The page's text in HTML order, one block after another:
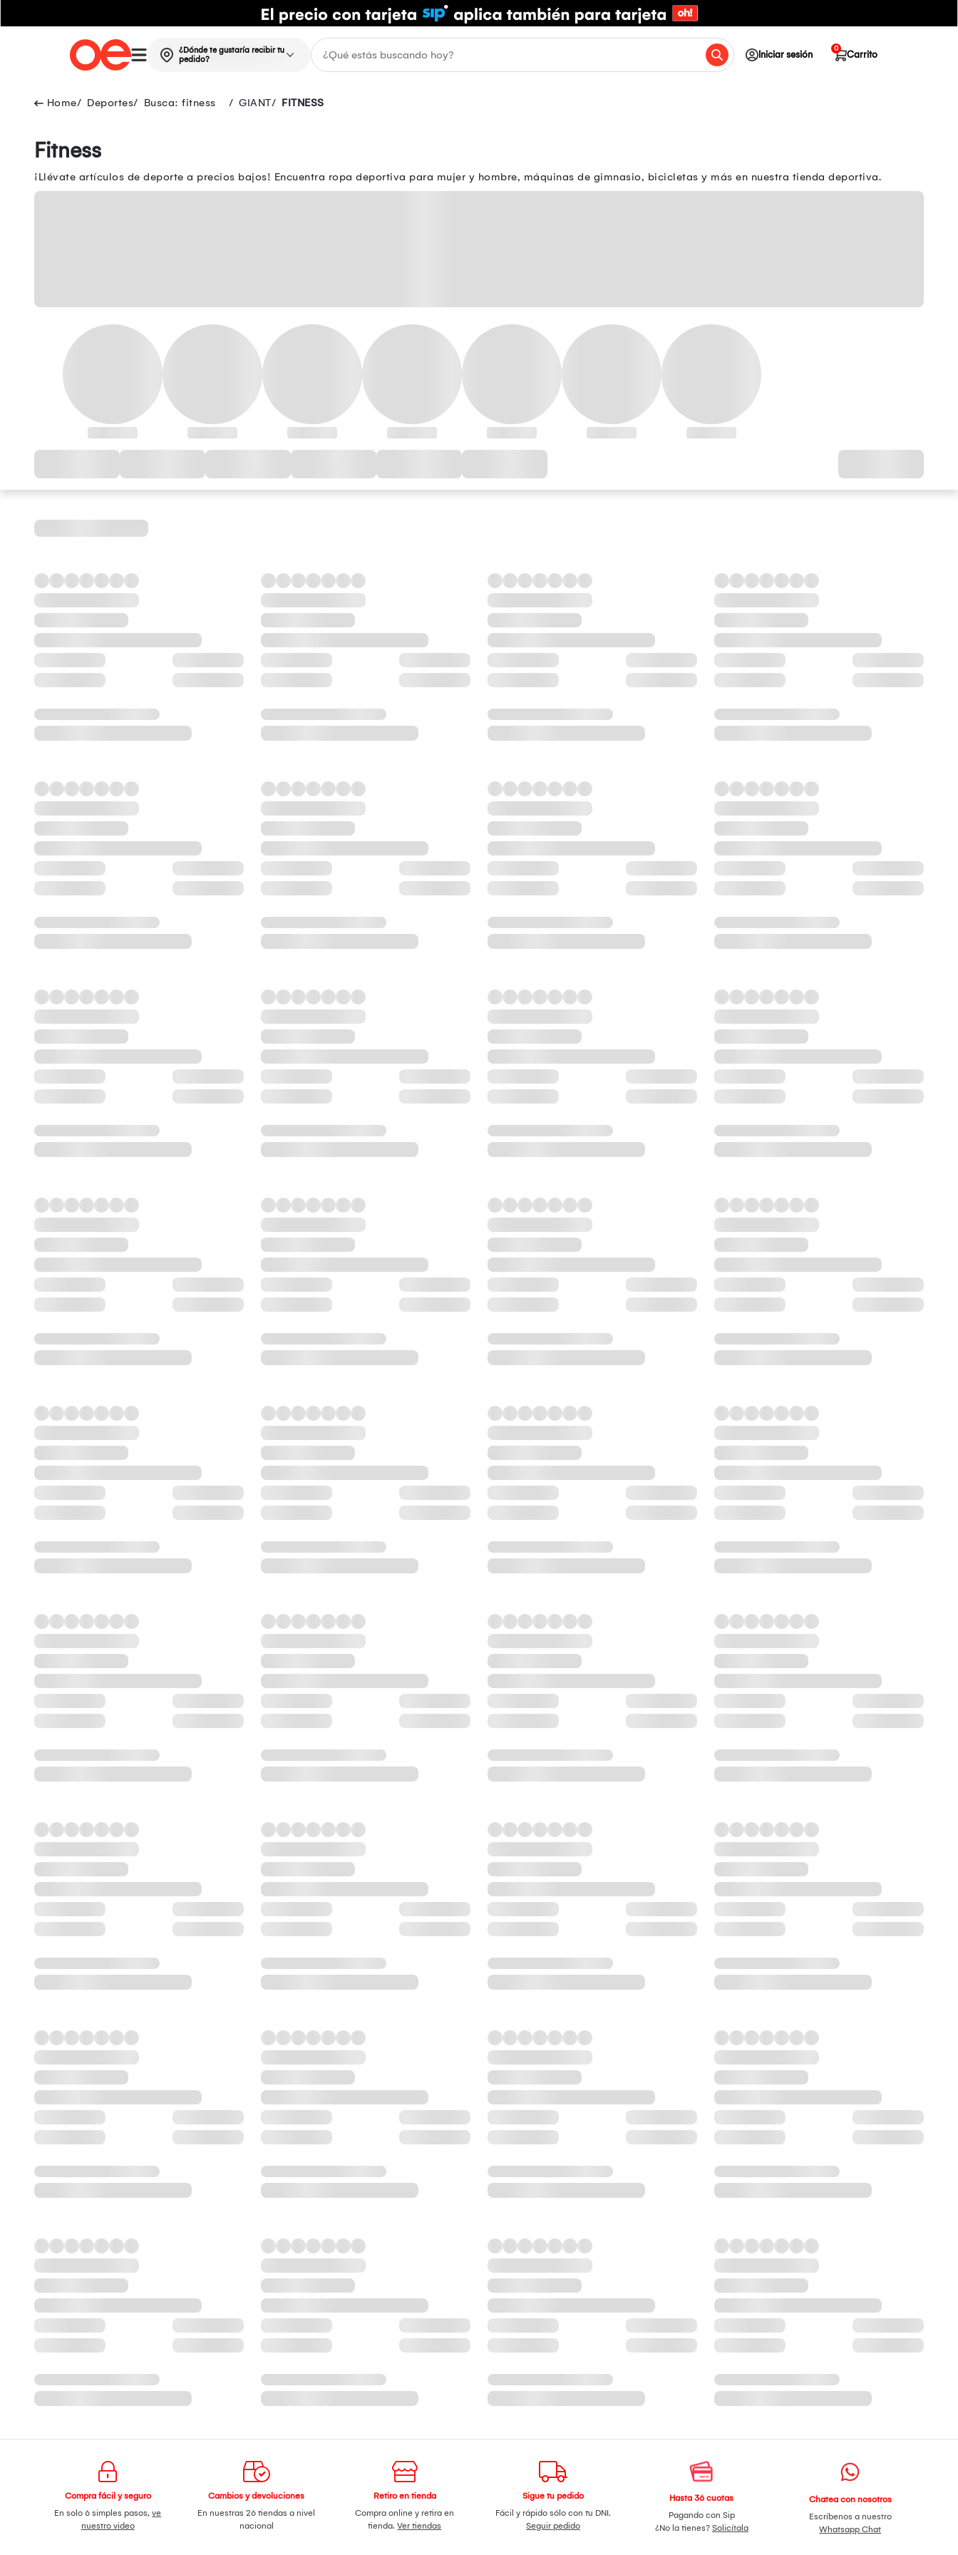
¿Dónde te gustaría recibir tu
pedido?
Iniciar sesión Carrito
0
Deportes Busca: fitness GIANT FITNESS
Fitness
¡Llévate artículos de deporte a precios bajos! Encuentra ropa deportiva para mujer y hombre, máquinas de gimnasio, bicicletas y más en nuestra tienda deportiva.
Compra fácil y seguro
En solo 6 simples pasos,ve
nuestro video
Cambios y devoluciones
En nuestras 26 tiendas a nivel
nacional
Retiro en tienda
Compra online y retira en
tienda.Ver tiendas
Sigue tu pedido
Fácil y rápido sólo con tu DNI.
Seguir pedido
Hasta 36 cuotas
Pagando con Sip
¿No la tienes? Solicítala
Chatea con nosotros
Escríbenos a nuestro
Whatsapp Chat